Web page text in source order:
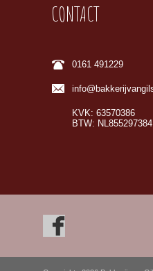
CONTACT
0161 491229
KVK: 63570386
BTW: